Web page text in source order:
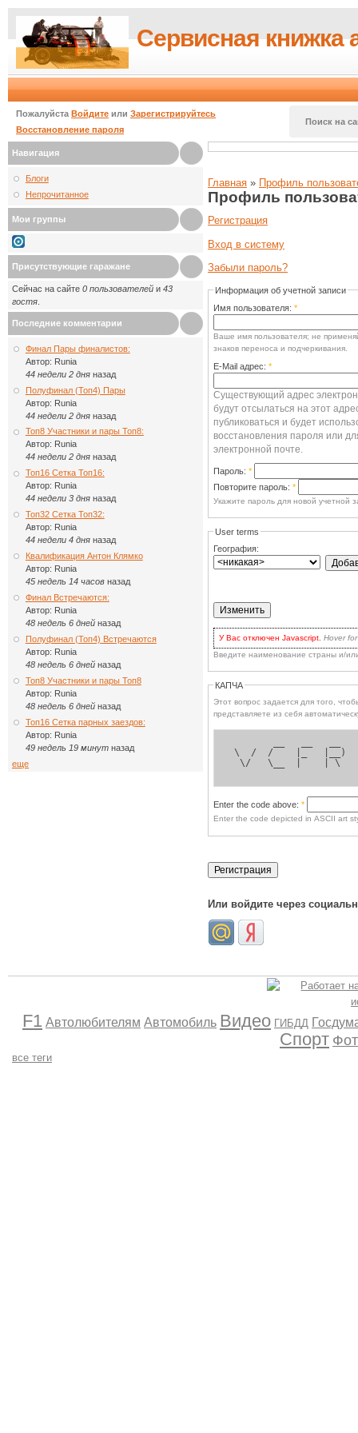
Сервисная книжка
Пожалуйста Войдите или Зарегистрируйтесь
Восстановление пароля
Поиск на
Навигация
Блоги
Непрочитанное
Мои группы
Присутствующие гаражане
Сейчас на сайте 0 пользователей и 43
гостя
Последние комментарии
Финал Пары финалистов:
Автор: Runia
44 недели 2 дняназад
Полуфинал (Топ4) Пары
Автор: Runia
44 недели 2 дняназад
Топ8 Участники и пары Топ8:
Автор: Runia
44 недели 2 дняназад
Топ16 Сетка Топ16:
Автор: Runia
44 недели 3 дняназад
Топ32 Сетка Топ32:
Автор: Runia
44 недели 4 дняназад
Квалификация Антон Клямко
Автор: Runia
45 недель 14 часовназад
Финал Встречаются:
Автор: Runia
48 недель 6 днейназад
Полуфинал (Топ4) Встречаются
Автор: Runia
48 недель 6 днейназад
Топ8 Участники и пары Топ8
Автор: Runia
48 недель 6 днейназад
Топ16 Сетка парных заездов:
Автор: Runia
49 недель 19 минутназад
еще
Главная » Профиль
Профиль
Регистрация
Вход в систему
Забыли пароль?
Информация об учетной записи
Имя пользователя: *
Ваше имя пользователя; не
знаков переноса и подчеркивания.
E-Mail адрес: *
Существующий адрес
будут отсылаться на этот
публиковаться и будет
восстановления пароля или
электронной почте.
Пароль: *
Повторите пароль: *
Укажите пароль для новой учетной
User terms
География:
У Вас отключен Javascript. Hover
для волнения: вы по-прежнему
есть два варианта:
наиболее продвинутых.
Кликать на кнопкеUpdate
dropbox you'd like to remove.
Введите наименование страны и/
КАПЧА
Этот вопрос задается для того, чтобы
представляете из себя
\  /  /    |_   |__)
  \/   \__  |    | \
Enter the code above: *
Enter the code depicted in ASCII art
Или войдите через
F1 Автолюбителям Автомобиль Видео ГИБДД
Спорт
все теги